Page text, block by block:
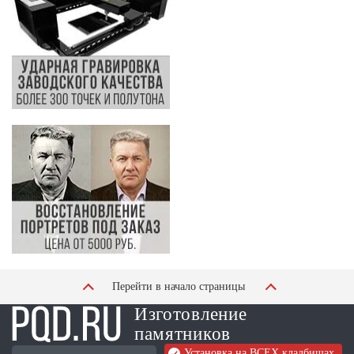
Перейти в начало страницы
Изготовление
памятников